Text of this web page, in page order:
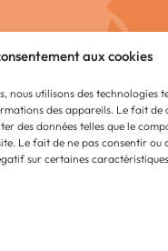
aux cookies
nous utilisons des technologies
des appareils. Le fait de
des données telles que le
Le fait de ne pas consentir ou
sur certaines